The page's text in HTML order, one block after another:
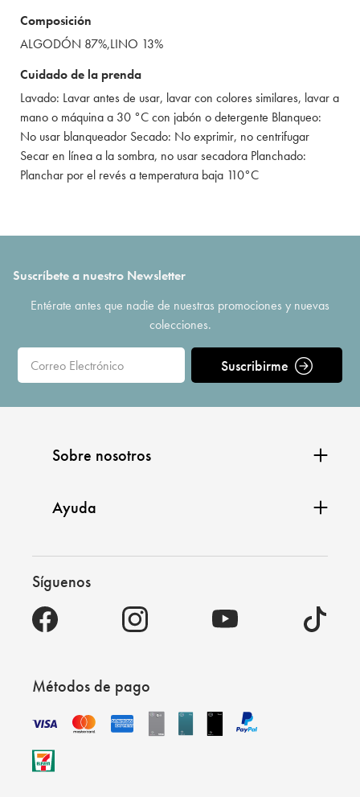
Composición
ALGODÓN 87%,LINO 13%
Cuidado de la prenda
Lavado: Lavar antes de usar, lavar con colores similares, lavar a
mano o máquina a 30 °C con jabón o detergente Blanqueo:
No usar blanqueador Secado: No exprimir, no centrifugar
Secar en línea a la sombra, no usar secadora Planchado:
Planchar por el revés a temperatura baja 110°C
Suscríbete a nuestro Newsletter
Entérate antes que nadie de nuestras promociones y nuevas
colecciones.
Suscribirme
Sobre nosotros
Ayuda
Síguenos
Métodos de pago